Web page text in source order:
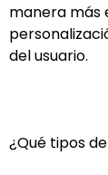
manera más
del usuario.
¿Qué tipos